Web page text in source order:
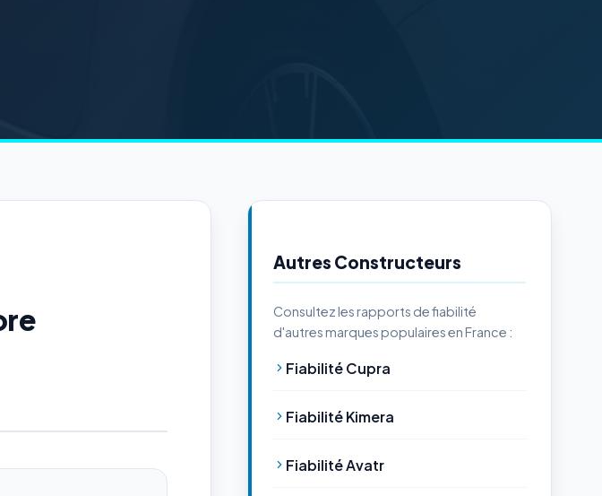
Autres Constructeurs
Consultez les rapports de fiabilité
d'autres marques populaires en France :
Fiabilité Cupra
Fiabilité Kimera
Fiabilité Avatr